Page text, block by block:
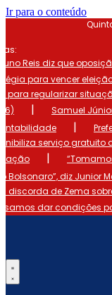
Ir para o conteúdo
Reis diz que
para vencer
para regularizar
|
Samuel
|
serviço gratuito
|
Bolsonaro”, diz Junior
discorda de Zema
dar condições